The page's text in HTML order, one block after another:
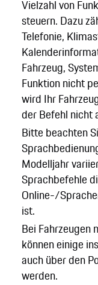
Vielzahl von
steuern. Dazu
Telefonie,
Fahrzeug,
Funktion nicht
wird Ihr
der Befehl nicht
Bitte beachten
Modelljahr
Sprachbefehle
Online-/
ist.
Bei
können einige
auch über den
werden.